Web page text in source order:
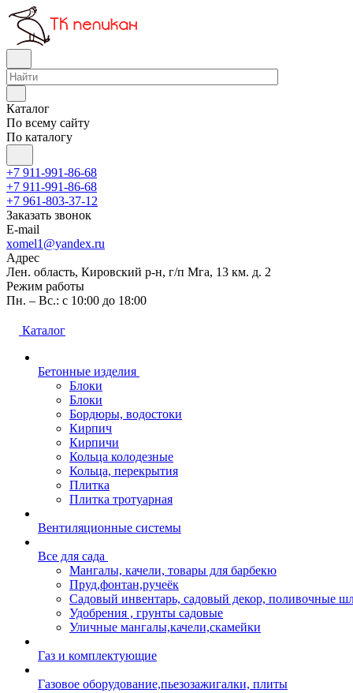
Каталог
По всему сайту
По каталогу
+7 911-991-86-68
+7 911-991-86-68
+7 961-803-37-12
Заказать звонок
E-mail
xomel1@yandex.ru
Адрес
Лен. область, Кировский р-н, г/п Мга, 13 км. д. 2
Режим работы
Пн. – Вс.: с 10:00 до 18:00
Каталог
Бетонные изделия
Блоки
Блоки
Бордюры, водостоки
Кирпич
Кирпичи
Кольца колодезные
Кольца, перекрытия
Плитка
Плитка тротуарная
Вентиляционные системы
Все для сада
Мангалы, качели, товары для барбекю
Пруд,фонтан,ручеёк
Садовый инвентарь, садовый декор, поливочные
Удобрения , грунты садовые
Уличные мангалы,качели,скамейки
Газ и комплектующие
Газовое оборудование,пьезозажигалки, плиты